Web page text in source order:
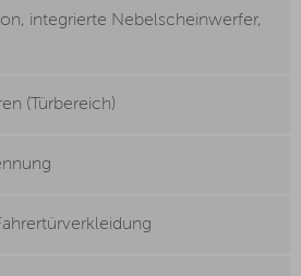
integrierte Nebelscheinwerfer,
(Türbereich)